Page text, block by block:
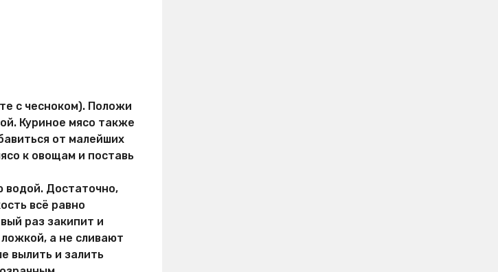
с чесноком). Положи
Куриное мясо также
от малейших
к овощам и поставь
водой. Достаточно,
всё равно
раз закипит и
а не сливают
вылить и залить